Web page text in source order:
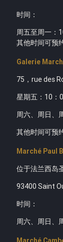
时间 ：
周五至周一：
其他时间可预
Galerie
75，rue des
星期五：10：
周六、周日、
其他时间可预
Marché Paul
位于法兰西岛
93400 Saint
时间 ：
周六、周日、